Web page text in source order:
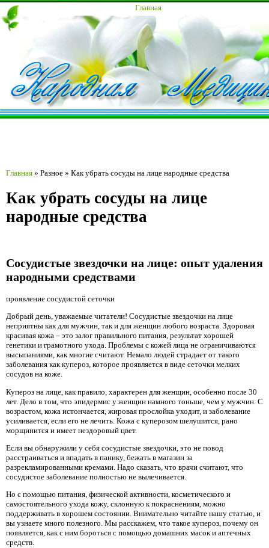
Главная
Главная » Разное » Как убрать сосуды на лице народные средства
Как убрать сосуды на лице
народные средства
Сосудистые звездочки на лице: опыт удаления
народными средствами
проявление сосудистой сеточки
Добрый день, уважаемые читатели! Сосудистые звездочки на лице
неприятны как для мужчин, так и для женщин любого возраста. Здоровая
красивая кожа – это залог правильного питания, результат хорошей
генетики и грамотного ухода. Проблемы с кожей лица не ограничиваются
высыпаниями, как многие считают. Немало людей страдает от такого
заболевания как купероз, которое проявляется в виде сеточки мелких
сосудов на коже.
Купероз на лице, как правило, характерен для женщин, особенно после 30
лет. Дело в том, что эпидермис у женщин намного тоньше, чем у мужчин. С
возрастом, кожа истончается, жировая прослойка уходит, и заболевание
усиливается, если его не лечить. Кожа с куперозом шелушится, рано
морщинится и имеет нездоровый цвет.
Если вы обнаружили у себя сосудистые звездочки, это не повод
расстраиваться и впадать в панику, бежать в магазин за
разрекламированными кремами. Надо сказать, что врачи считают, что
сосудистое заболевание полностью не вылечивается.
Но с помощью питания, физической активности, косметического и
самостоятельного ухода кожу, склонную к покраснениям, можно
поддерживать в хорошем состоянии. Внимательно читайте нашу статью, и
вы узнаете много полезного. Мы расскажем, что такое купероз, почему он
появляется, как с ним бороться с помощью домашних масок и аптечных
средств.